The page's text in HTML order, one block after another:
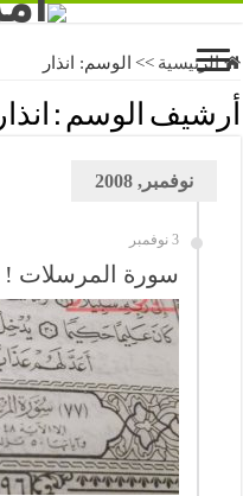
الرئيسية >> الوسم: انذار
أرشيف الوسم : انذار
نوفمبر, 2008
3 نوفمبر
سورة المرسلات !